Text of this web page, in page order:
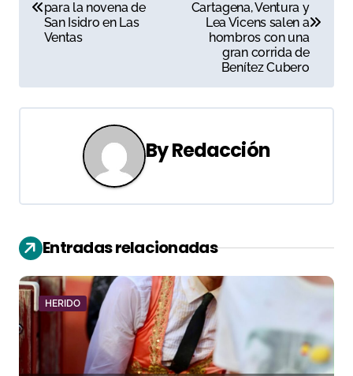
g
i
ó
n
d
e
e
para la novena de
San Isidro en Las
Ventas
Cartagena, Ventura y
Lea Vicens salen a
hombros con una
gran corrida de
Benítez Cubero
ByRedacción
Entradas relacionadas
HERIDO